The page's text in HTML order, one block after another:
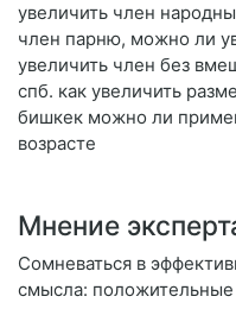
увеличить член
член парню, можно ли
увеличить член без
спб. как увеличить
бишкек можно ли
возрасте
Мнение
Сомневаться в
смысла: положительные